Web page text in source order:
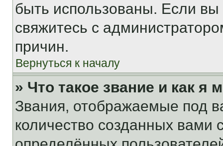
быть использованы. Если
свяжитесь с
причин.
Вернуться к началу
» Что такое звание и как я
Звания, отображаемые под
количество созданных